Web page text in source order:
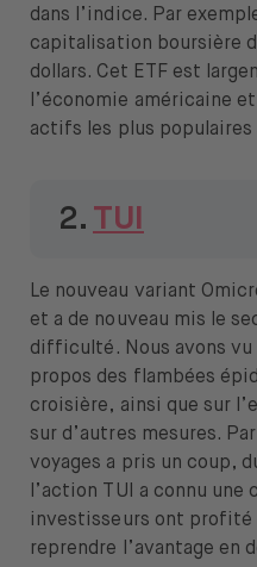
Support
dans l’indice. Par
capitalisation boursière
dollars. Cet ETF est
l’économie américaine
actifs les plus populaires
2. TUI
Le nouveau variant
et a de nouveau mis le
difficulté. Nous avons vu
propos des flambées
croisière, ainsi que sur
sur d’autres mesures.
voyages a pris un coup,
l’action TUI a connu
investisseurs ont profité
reprendre l’avantage en